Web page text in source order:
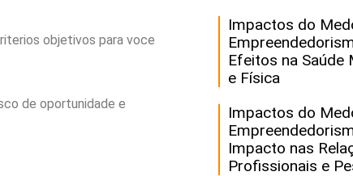
objetivos para voce
de oportunidade e
Impactos do
Efeitos na Saúde
e Física
Impactos do
Impacto nas
Profissionais e